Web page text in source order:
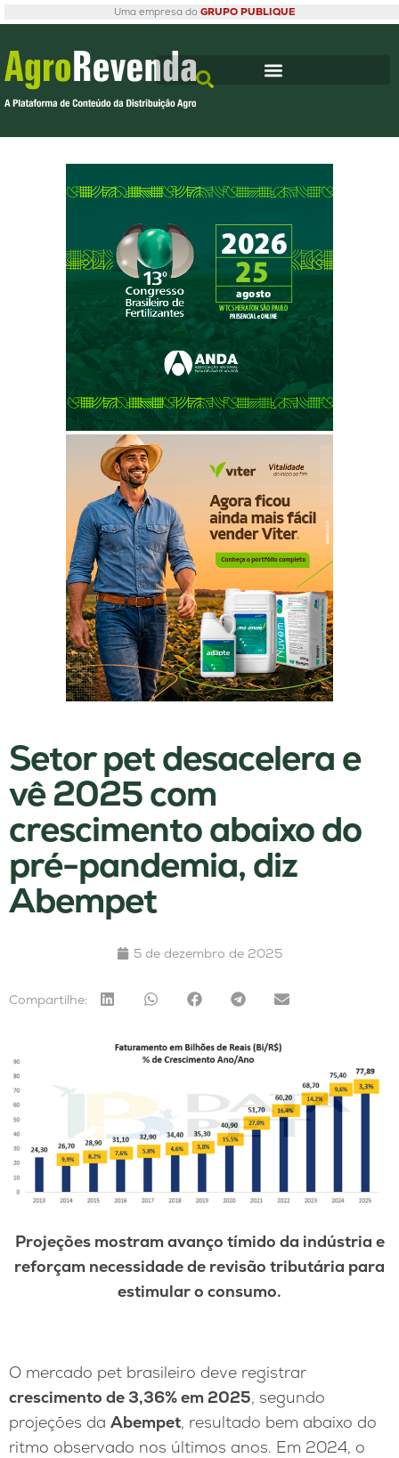
Uma empresa do GRUPO PUBLIQUE
Setor pet desacelera e
vê 2025 com
crescimento abaixo do
pré-pandemia, diz
Abempet
5 de dezembro de 2025
Compartilhe:
Projeções mostram avanço tímido da indústria e
reforçam necessidade de revisão tributária para
estimular o consumo.
O mercado pet brasileiro deve registrar
crescimento de 3,36% em 2025, segundo
projeções da Abempet, resultado bem abaixo do
ritmo observado nos últimos anos. Em 2024, o